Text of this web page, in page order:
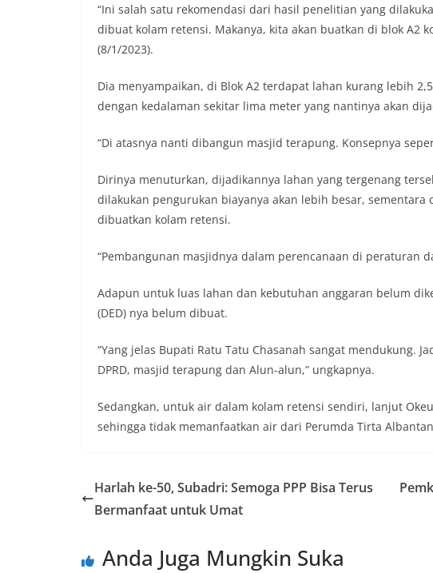
“Ini salah satu rekomendasi dari hasil penelitian yang
dibuat kolam retensi. Makanya, kita akan buatkan di blok A2
(8/1/2023).
Dia menyampaikan, di Blok A2 terdapat lahan kurang lebih
dengan kedalaman sekitar lima meter yang nantinya akan
“Di atasnya nanti dibangun masjid terapung. Konsepnya
Dirinya menuturkan, dijadikannya lahan yang tergenang
dilakukan pengurukan biayanya akan lebih besar, sementara
dibuatkan kolam retensi.
“Pembangunan masjidnya dalam perencanaan di peraturan
Adapun untuk luas lahan dan kebutuhan anggaran belum
(DED) nya belum dibuat.
“Yang jelas Bupati Ratu Tatu Chasanah sangat mendukung.
DPRD, masjid terapung dan Alun-alun,” ungkapnya.
Sedangkan, untuk air dalam kolam retensi sendiri, lanjut
sehingga tidak memanfaatkan air dari Perumda Tirta
Harlah ke-50, Subadri: Semoga PPP Bisa Terus
Bermanfaat untuk Umat
Anda Juga Mungkin Suka